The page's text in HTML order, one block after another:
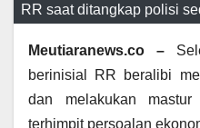
RR saat ditangkap polisi
Meutiaranews.co –
berinisial RR beralibi
dan melakukan
terhimpit persoalan